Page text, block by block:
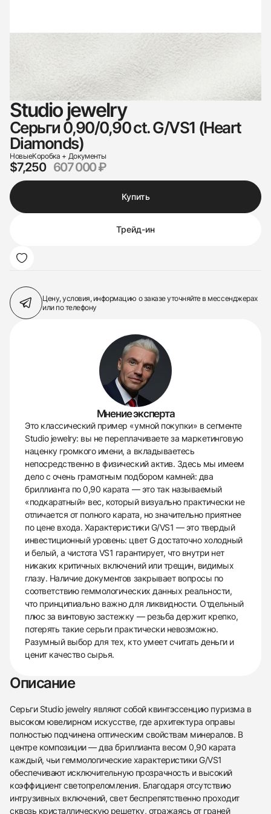
Studio jewelry
Серьги 0,90/0,90 ct. G/VS1 (Heart
Diamonds)
НовыеКоробка + Документы
$7,250 607 000 ₽
Купить
Трейд-ин
Цену, условия, информацию о заказеуточняйте в мессенджерах
или по телефону
Мнение эксперта
Это классический пример «умной покупки» в сегменте
Studio jewelry: вы не переплачиваете за маркетинговую
наценку громкого имени, а вкладываетесь
непосредственно в физический актив. Здесь мы имеем
дело с очень грамотным подбором камней: два
бриллианта по 0,90 карата — это так называемый
«подкаратный» вес, который визуально практически не
отличается от полного карата, но значительно приятнее
по цене входа. Характеристики G/VS1 — это твердый
инвестиционный уровень: цвет G достаточно холодный
и белый, а чистота VS1 гарантирует, что внутри нет
никаких критичных включений или трещин, видимых
глазу. Наличие документов закрывает вопросы по
соответствию геммологических данных реальности,
что принципиально важно для ликвидности. Отдельный
плюс за винтовую застежку — резьба держит крепко,
потерять такие серьги практически невозможно.
Разумный выбор для тех, кто умеет считать деньги и
ценит качество сырья.
Описание
Серьги Studio jewelry являют собой квинтэссенцию пуризма в
высоком ювелирном искусстве, где архитектура оправы
полностью подчинена оптическим свойствам минералов. В
центре композиции — два бриллианта весом 0,90 карата
каждый, чьи геммологические характеристики G/VS1
обеспечивают исключительную прозрачность и высокий
коэффициент светопреломления. Благодаря отсутствию
интрузивных включений, свет беспрепятственно проходит
сквозь кристаллическую решетку, отражаясь от граней